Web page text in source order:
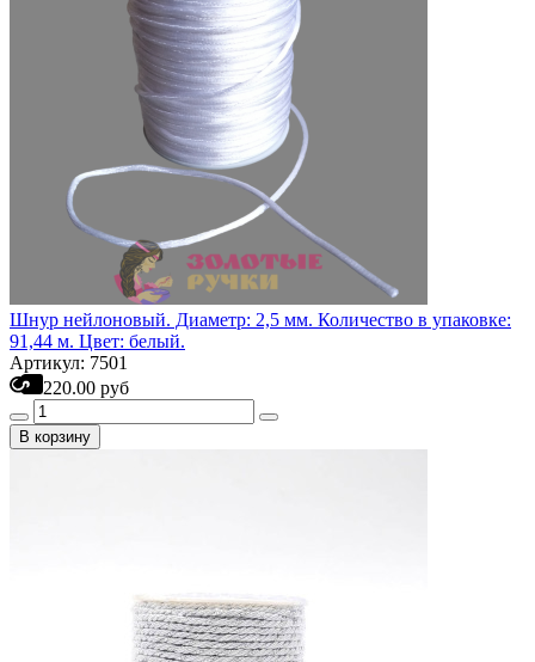
Шнур нейлоновый. Диаметр: 2,5 мм. Количество в упаковке:
91,44 м. Цвет: белый.
Артикул: 7501
220.00 руб
В корзину